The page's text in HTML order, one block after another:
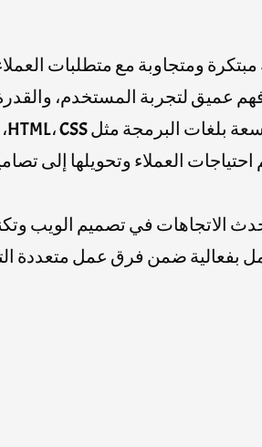
ومتجاوبة مع متطلبات
عميق لتجربة المستخدم،
العملاء وتحويلها إلى
الاتجاهات في تصميم الويب
بفعالية ضمن فرق عمل متعددة